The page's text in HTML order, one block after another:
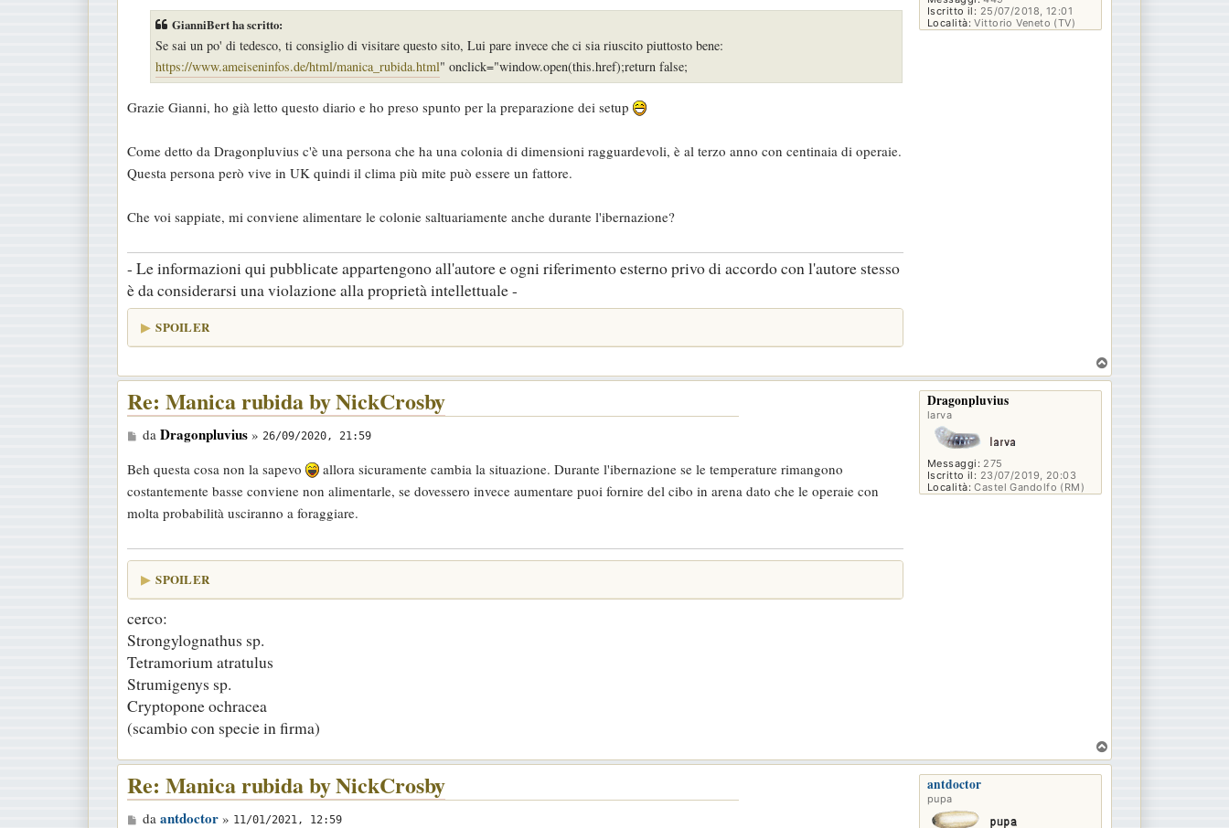
Iscritto il: 25/07/2018, 12:01
Località: Vittorio Veneto (TV)
g
o
GianniBert ha scritto:
Se sai un po' di tedesco, ti consiglio di visitare questo sito, Lui pare invece che ci sia riuscito piuttosto bene:
https://www.ameiseninfos.de/html/manica_rubida.html" onclick="window.open(this.href);return false;
Grazie Gianni, ho già letto questo diario e ho preso spunto per la preparazione dei setup
Come detto da Dragonpluvius c'è una persona che ha una colonia di dimensioni ragguardevoli, è al terzo anno con centinaia di operaie.
Questa persona però vive in UK quindi il clima più mite può essere un fattore.
Che voi sappiate, mi conviene alimentare le colonie saltuariamente anche durante l'ibernazione?
- Le informazioni qui pubblicate appartengono all'autore e ogni riferimento esterno privo di accordo con l'autore stesso
è da considerarsi una violazione alla proprietà intellettuale -
SPOILER
o
Dragonpluvius
larva
Messaggi: 275
Iscritto il: 23/07/2019, 20:03
Località: Castel Gandolfo (RM)
Re: Manica rubida by NickCrosby
M
s
s
a
g
i
da Dragonpluvius» 26/09/2020, 21:59
Beh questa cosa non la sapevo
allora sicuramente cambia la situazione. Durante l'ibernazione se le temperature rimangono
costantemente basse conviene non alimentarle, se dovessero invece aumentare puoi fornire del cibo in arena dato che le operaie con
molta probabilità usciranno a foraggiare.
SPOILER
cerco:
Strongylognathus sp.
Tetramorium atratulus
Strumigenys sp.
Cryptopone ochracea
(scambio con specie in firma)
o
antdoctor
pupa
Re: Manica rubida by NickCrosby
M
da antdoctor» 11/01/2021, 12:59